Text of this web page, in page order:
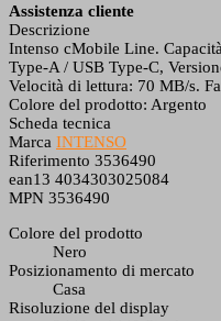
Assistenza cliente
Descrizione
Intenso cMobile Line.
Type-A / USB Type-C,
Velocità di lettura: 70 MB/s.
Colore del prodotto: Argento
Scheda tecnica
Marca INTENSO
Riferimento 3536490
ean13 4034303025084
MPN 3536490
Colore del prodotto
Nero
Posizionamento di mercato
Casa
Risoluzione del display